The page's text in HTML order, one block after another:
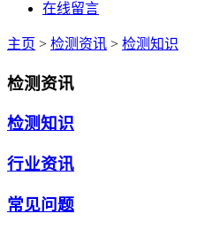
在线留言
主页 > 检测资讯 > 检测知识
检测资讯
检测知识
行业资讯
常见问题